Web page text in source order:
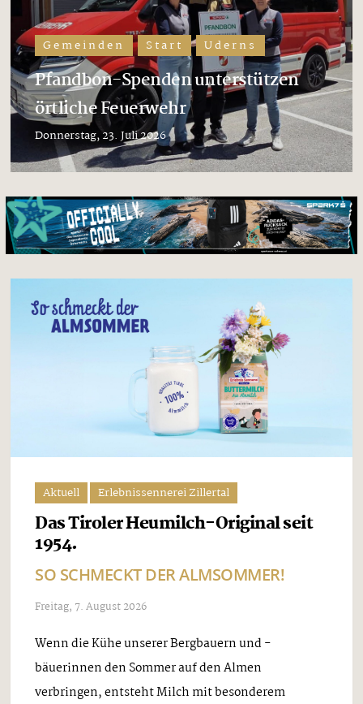
Gemeinden Start Uderns
Pfandbon-Spenden unterstützen
örtliche Feuerwehr
Donnerstag, 23. Juli 2026
Aktuell Erlebnissennerei Zillertal
Das Tiroler Heumilch-Original seit
1954.
SO SCHMECKT DER ALMSOMMER!
Freitag, 7. August 2026
Wenn die Kühe unserer Bergbauern und -
bäuerinnen den Sommer auf den Almen
verbringen, entsteht Milch mit besonderem